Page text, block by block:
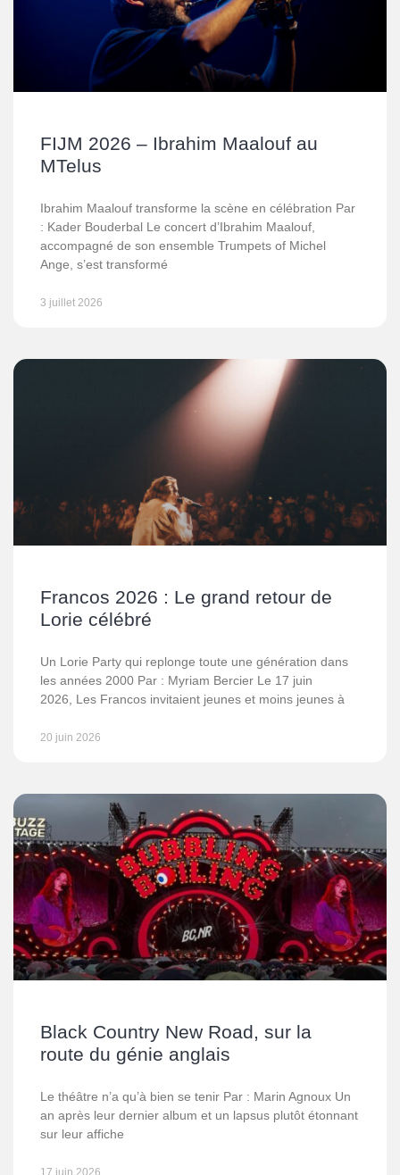
FIJM 2026 – Ibrahim Maalouf au
MTelus
Ibrahim Maalouf transforme la scène en célébration Par
: Kader Bouderbal Le concert d’Ibrahim Maalouf,
accompagné de son ensemble Trumpets of Michel
Ange, s’est transformé
3 juillet 2026
Francos 2026 : Le grand retour de
Lorie célébré
Un Lorie Party qui replonge toute une génération dans
les années 2000 Par : Myriam Bercier Le 17 juin
2026, Les Francos invitaient jeunes et moins jeunes à
20 juin 2026
Black Country New Road, sur la
route du génie anglais
Le théâtre n’a qu’à bien se tenir Par : Marin Agnoux Un
an après leur dernier album et un lapsus plutôt étonnant
sur leur affiche
17 juin 2026